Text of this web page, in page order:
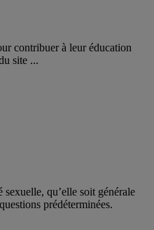
contribuer à leur éducation
site ...
qu’elle soit générale
prédéterminées.